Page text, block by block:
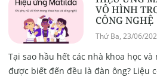
VÔ HÌNH
CÔNG NGHỆ
Thứ Ba, 23/06/
Tại sao hầu hết các nhà khoa học
được biết đến đều là đàn ông? Liệu